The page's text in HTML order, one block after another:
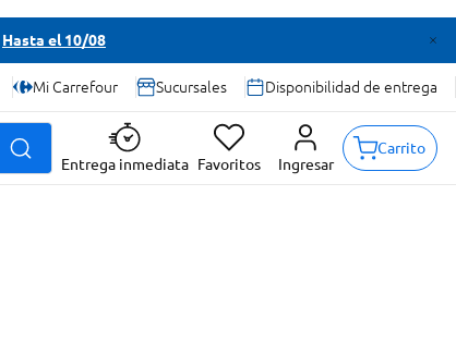
Hasta el 10/08
Mi Carrefour Sucursales Disponibilidad de entrega
Entrega inmediata Favoritos Ingresar
Carrito